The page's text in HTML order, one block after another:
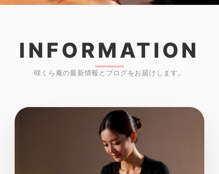
INFORMATION
咲くら庵の最新情報とブログをお届けします。